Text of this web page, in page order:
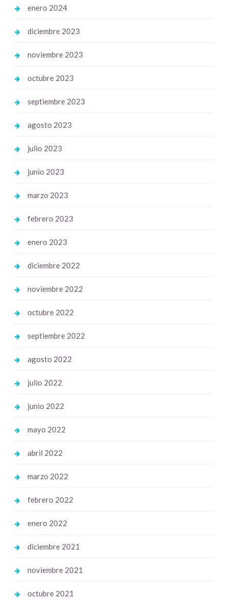
enero 2024
diciembre 2023
noviembre 2023
octubre 2023
septiembre 2023
agosto 2023
julio 2023
junio 2023
marzo 2023
febrero 2023
enero 2023
diciembre 2022
noviembre 2022
octubre 2022
septiembre 2022
agosto 2022
julio 2022
junio 2022
mayo 2022
abril 2022
marzo 2022
febrero 2022
enero 2022
diciembre 2021
noviembre 2021
octubre 2021